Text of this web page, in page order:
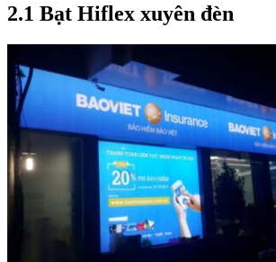
2.1 Bạt Hiflex xuyên đèn